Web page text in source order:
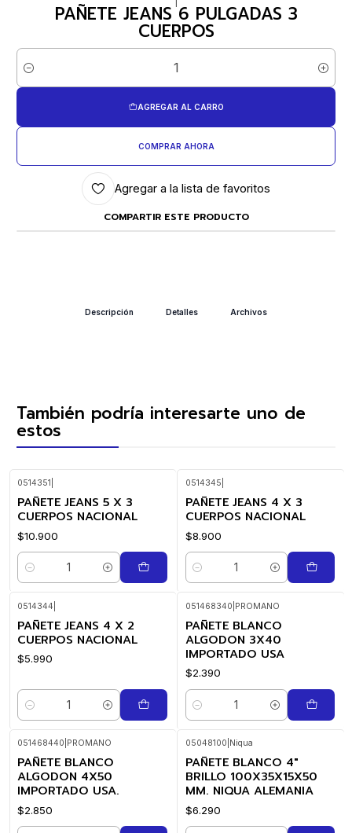
PAÑETE JEANS 6 PULGADAS 3
CUERPOS
Cantidad
AGREGAR AL CARRO
COMPRAR AHORA
Agregar a la lista de favoritos
COMPARTIR ESTE PRODUCTO
Descripción Detalles Archivos
También podría interesarte uno de
estos
0514351
PAÑETE JEANS 5 X 3
CUERPOS NACIONAL
$10.900
Cantidad
0514345
PAÑETE JEANS 4 X 3
CUERPOS NACIONAL
$8.900
Cantidad
0514344
PAÑETE JEANS 4 X 2
CUERPOS NACIONAL
$5.990
Cantidad
051468340 PROMANO
PAÑETE BLANCO
ALGODON 3X40
IMPORTADO USA
$2.390
Cantidad
051468440 PROMANO
PAÑETE BLANCO
ALGODON 4X50
IMPORTADO USA.
$2.850
05048100 Niqua
PAÑETE BLANCO 4"
BRILLO 100X35X15X50
MM. NIQUA ALEMANIA
$6.290